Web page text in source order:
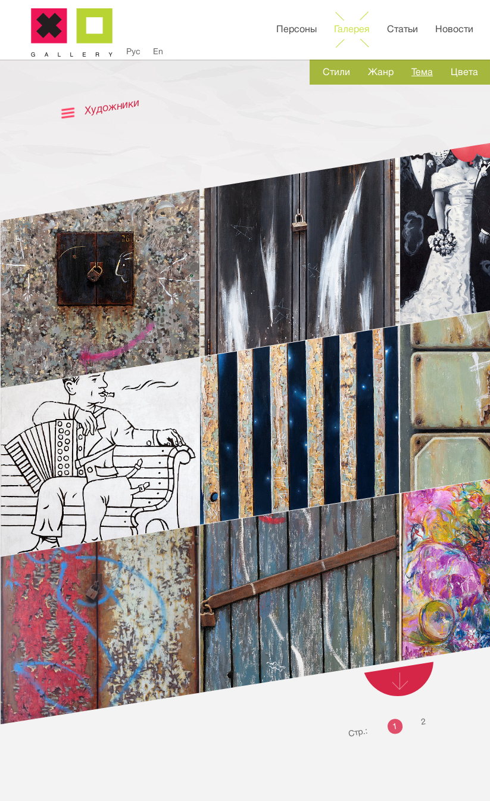
Рус En
Персоны Галерея Статьи Новости
Художники
Стили Жанр Тема Цвета
Стр.: 1 2